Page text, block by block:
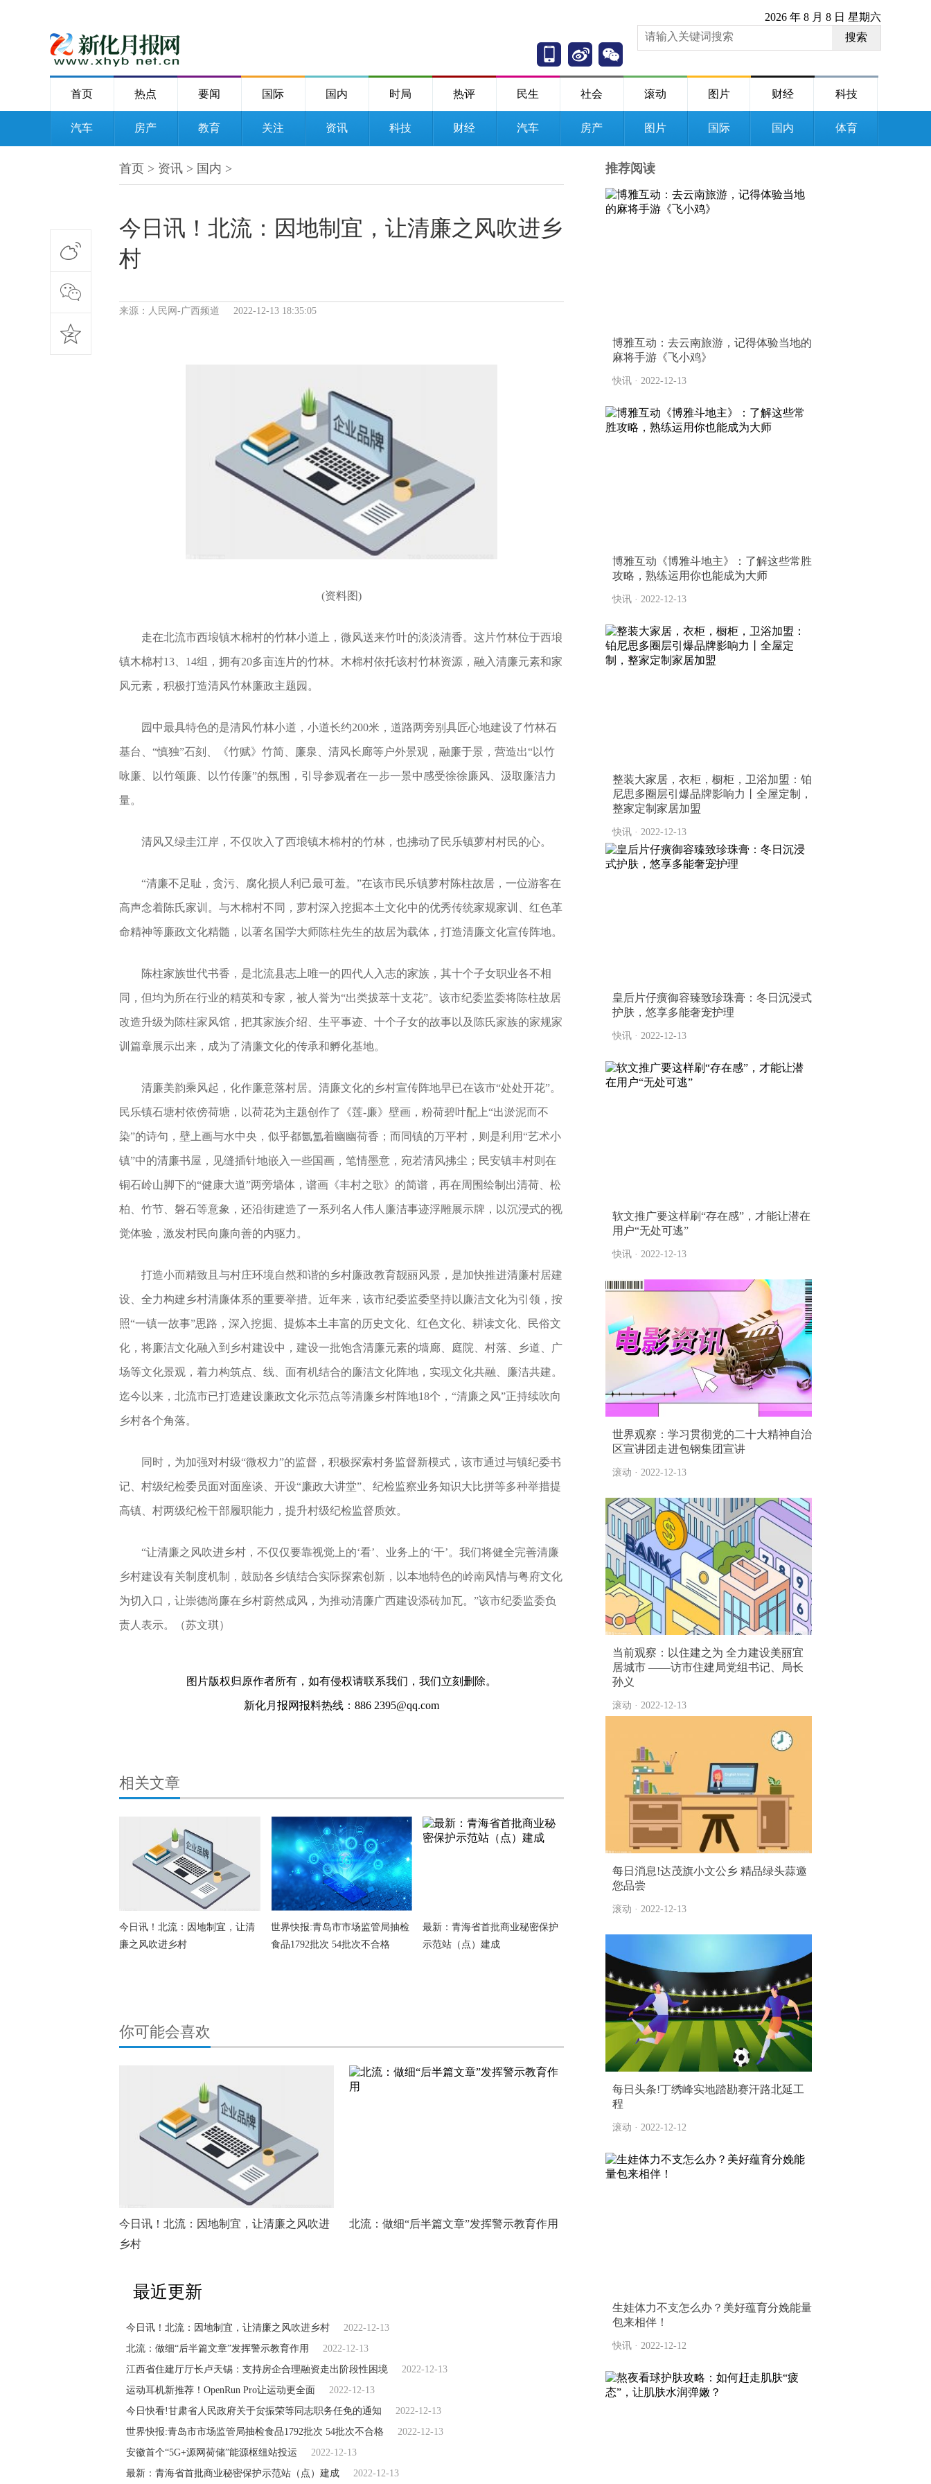
2026 年 8 月 8 日 星期六
搜索
首页 热点 要闻 国际 国内 时局 热评 民生 社会 滚动 图片 财经 科技
汽车 房产 教育 关注 资讯 科技 财经 汽车 房产 图片 国际 国内 体育
首页 > 资讯 > 国内 >
今日讯！北流：因地制宜，让清廉之风吹进乡
村
来源：人民网-广西频道 2022-12-13 18:35:05
(资料图)
走在北流市西埌镇木棉村的竹林小道上，微风送来竹叶的淡淡清香。这片竹林位于西埌
镇木棉村13、14组，拥有20多亩连片的竹林。木棉村依托该村竹林资源，融入清廉元素和家
风元素，积极打造清风竹林廉政主题园。
园中最具特色的是清风竹林小道，小道长约200米，道路两旁别具匠心地建设了竹林石
基台、“慎独”石刻、《竹赋》竹简、廉泉、清风长廊等户外景观，融廉于景，营造出“以竹
咏廉、以竹颂廉、以竹传廉”的氛围，引导参观者在一步一景中感受徐徐廉风、汲取廉洁力
量。
清风又绿圭江岸，不仅吹入了西埌镇木棉村的竹林，也拂动了民乐镇萝村村民的心。
“清廉不足耻，贪污、腐化损人利己最可羞。”在该市民乐镇萝村陈柱故居，一位游客在
高声念着陈氏家训。与木棉村不同，萝村深入挖掘本土文化中的优秀传统家规家训、红色革
命精神等廉政文化精髓，以著名国学大师陈柱先生的故居为载体，打造清廉文化宣传阵地。
陈柱家族世代书香，是北流县志上唯一的四代人入志的家族，其十个子女职业各不相
同，但均为所在行业的精英和专家，被人誉为“出类拔萃十支花”。该市纪委监委将陈柱故居
改造升级为陈柱家风馆，把其家族介绍、生平事迹、十个子女的故事以及陈氏家族的家规家
训篇章展示出来，成为了清廉文化的传承和孵化基地。
清廉美韵乘风起，化作廉意落村居。清廉文化的乡村宣传阵地早已在该市“处处开花”。
民乐镇石塘村依傍荷塘，以荷花为主题创作了《莲-廉》壁画，粉荷碧叶配上“出淤泥而不
染”的诗句，壁上画与水中央，似乎都氤氲着幽幽荷香；而同镇的万平村，则是利用“艺术小
镇”中的清廉书屋，见缝插针地嵌入一些国画，笔情墨意，宛若清风拂尘；民安镇丰村则在
铜石岭山脚下的“健康大道”两旁墙体，谱画《丰村之歌》的简谱，再在周围绘制出清荷、松
柏、竹节、磐石等意象，还沿街建造了一系列名人伟人廉洁事迹浮雕展示牌，以沉浸式的视
觉体验，激发村民向廉向善的内驱力。
打造小而精致且与村庄环境自然和谐的乡村廉政教育靓丽风景，是加快推进清廉村居建
设、全力构建乡村清廉体系的重要举措。近年来，该市纪委监委坚持以廉洁文化为引领，按
照“一镇一故事”思路，深入挖掘、提炼本土丰富的历史文化、红色文化、耕读文化、民俗文
化，将廉洁文化融入到乡村建设中，建设一批饱含清廉元素的墙廊、庭院、村落、乡道、广
场等文化景观，着力构筑点、线、面有机结合的廉洁文化阵地，实现文化共融、廉洁共建。
迄今以来，北流市已打造建设廉政文化示范点等清廉乡村阵地18个，“清廉之风”正持续吹向
乡村各个角落。
同时，为加强对村级“微权力”的监督，积极探索村务监督新模式，该市通过与镇纪委书
记、村级纪检委员面对面座谈、开设“廉政大讲堂”、纪检监察业务知识大比拼等多种举措提
高镇、村两级纪检干部履职能力，提升村级纪检监督质效。
“让清廉之风吹进乡村，不仅仅要靠视觉上的‘看’、业务上的‘干’。我们将健全完善清廉
乡村建设有关制度机制，鼓励各乡镇结合实际探索创新，以本地特色的岭南风情与粤府文化
为切入口，让崇德尚廉在乡村蔚然成风，为推动清廉广西建设添砖加瓦。”该市纪委监委负
责人表示。（苏文琪）
图片版权归原作者所有，如有侵权请联系我们，我们立刻删除。
新化月报网报料热线：886 2395@qq.com
相关文章
今日讯！北流：因地制宜，让清
廉之风吹进乡村
世界快报:青岛市市场监管局抽检
食品1792批次 54批次不合格
最新：青海省首批商业秘密保护
示范站（点）建成
你可能会喜欢
今日讯！北流：因地制宜，让清廉之风吹进
乡村
北流：做细“后半篇文章”发挥警示教育作用
最近更新
今日讯！北流：因地制宜，让清廉之风吹进乡村
2022-12-13
北流：做细“后半篇文章”发挥警示教育作用
2022-12-13
江西省住建厅厅长卢天锡：支持房企合理融资走出阶段性困境
2022-12-13
运动耳机新推荐！OpenRun Pro让运动更全面
2022-12-13
今日快看!甘肃省人民政府关于贠振荣等同志职务任免的通知
2022-12-13
世界快报:青岛市市场监管局抽检食品1792批次 54批次不合格
2022-12-13
安徽首个“5G+源网荷储”能源枢纽站投运
2022-12-13
最新：青海省首批商业秘密保护示范站（点）建成
2022-12-13
推荐阅读
博雅互动：去云南旅游，记得体验当地的
麻将手游《飞小鸡》
快讯 · 2022-12-13
博雅互动《博雅斗地主》：了解这些常胜
攻略，熟练运用你也能成为大师
快讯 · 2022-12-13
整装大家居，衣柜，橱柜，卫浴加盟：铂
尼思多圈层引爆品牌影响力丨全屋定制，
整家定制家居加盟
快讯 · 2022-12-13
皇后片仔癀御容臻致珍珠膏：冬日沉浸式
护肤，悠享多能奢宠护理
快讯 · 2022-12-13
软文推广要这样刷“存在感”，才能让潜在
用户“无处可逃”
快讯 · 2022-12-13
世界观察：学习贯彻党的二十大精神自治
区宣讲团走进包钢集团宣讲
滚动 · 2022-12-13
当前观察：以住建之为 全力建设美丽宜
居城市 ——访市住建局党组书记、局长
孙义
滚动 · 2022-12-13
每日消息!达茂旗小文公乡 精品绿头蒜邀
您品尝
滚动 · 2022-12-13
每日头条!丁绣峰实地踏勘赛汗路北延工
程
滚动 · 2022-12-12
生娃体力不支怎么办？美好蕴育分娩能量
包来相伴！
快讯 · 2022-12-12